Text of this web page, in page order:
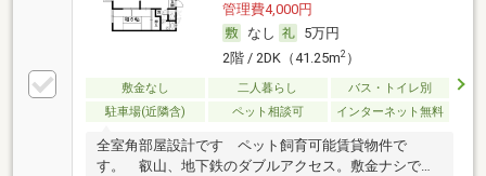
管理費4,000円
なし
5万円
2階 / 2DK（41.25m2）
敷金なし 二人暮らし
バス・トイレ別
駐車場(近隣含)
ペット相談可 インターネット無料
全室角部屋設計です ペット飼育可能賃貸物件で
す。 叡山、地下鉄のダブルアクセス。敷金ナシで